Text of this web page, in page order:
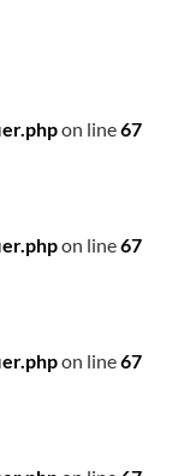
on line67
on line67
on line67